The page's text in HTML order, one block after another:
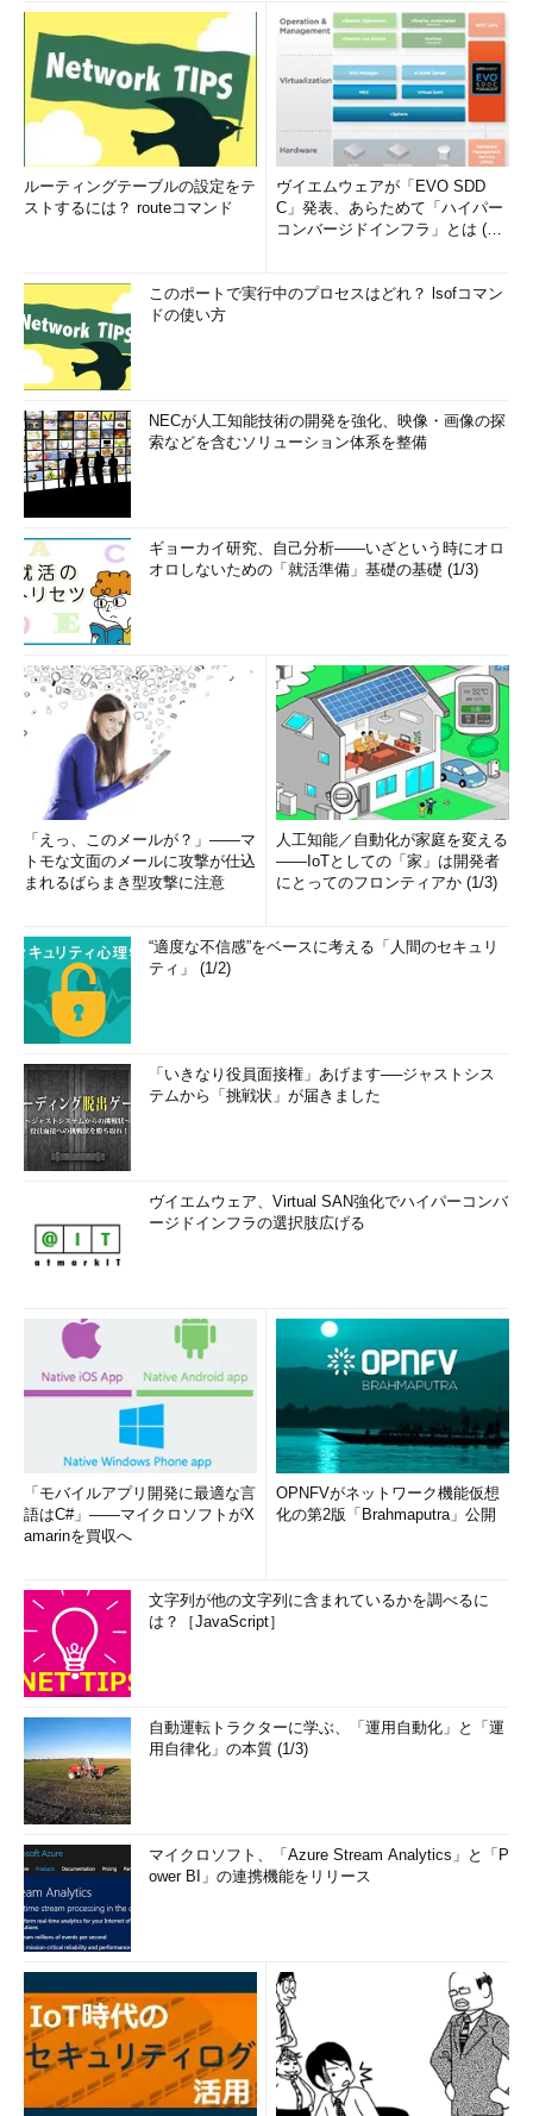
ルーティングテーブルの設定をテ
ストするには？ routeコマンド
ヴイエムウェアが「EVO SDD
C」発表、あらためて「ハイパー
コンバージドインフラ」とは (1/
このポートで実行中のプロセスはどれ？ lsofコマン
ドの使い方
NECが人工知能技術の開発を強化、映像・画像の探
索などを含むソリューション体系を整備
ギョーカイ研究、自己分析――いざという時にオロ
オロしないための「就活準備」基礎の基礎 (1/3)
「えっ、このメールが？」――マ
トモな文面のメールに攻撃が仕込
まれるばらまき型攻撃に注意
人工知能／自動化が家庭を変える
――IoTとしての「家」は開発者
にとってのフロンティアか (1/3)
“適度な不信感”をベースに考える「人間のセキュリ
ティ」 (1/2)
「いきなり役員面接権」あげます──ジャストシス
テムから「挑戦状」が届きました
ヴイエムウェア、Virtual SAN強化でハイパーコンバ
ージドインフラの選択肢広げる
「モバイルアプリ開発に最適な言
語はC#」――マイクロソフトがX
amarinを買収へ
OPNFVがネットワーク機能仮想
化の第2版「Brahmaputra」公開
文字列が他の文字列に含まれているかを調べるに
は？［JavaScript］
自動運転トラクターに学ぶ、「運用自動化」と「運
用自律化」の本質 (1/3)
マイクロソフト、「Azure Stream Analytics」と「P
ower BI」の連携機能をリリース